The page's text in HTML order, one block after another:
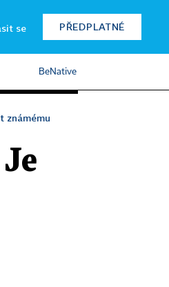
se PŘEDPLATNÉ
BeNative
známému